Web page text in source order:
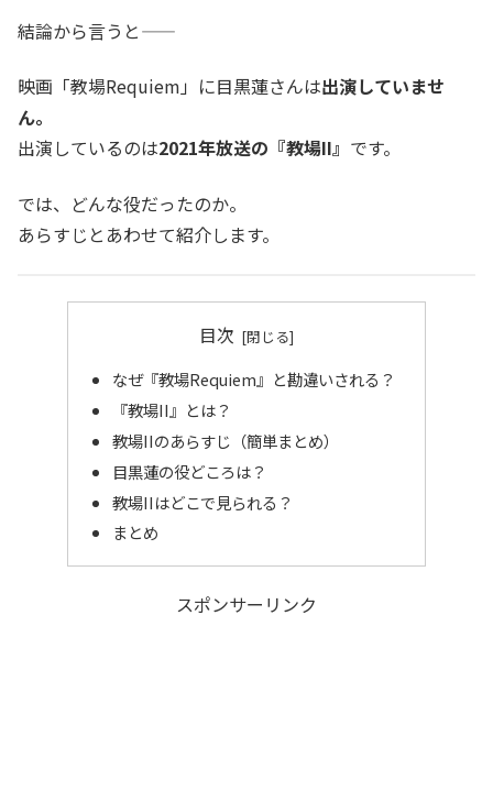
結論から言うと――
映画「教場Requiem」に目黒蓮さんは出演していませ
ん。
出演しているのは2021年放送の『教場II』 です。
では、どんな役だったのか。
あらすじとあわせて紹介します。
目次
なぜ『教場Requiem』と勘違いされる？
『教場II』とは？
教場IIのあらすじ（簡単まとめ）
目黒蓮の役どころは？
教場IIはどこで見られる？
まとめ
スポンサーリンク